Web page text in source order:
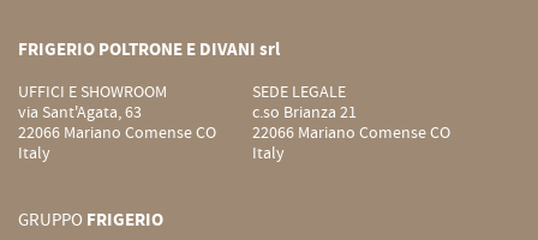
FRIGERIO POLTRONE E DIVANI srl
UFFICI E SHOWROOM
via Sant'Agata, 63
22066 Mariano Comense CO
Italy
SEDE LEGALE
c.so Brianza 21
22066 Mariano Comense CO
Italy
GRUPPO FRIGERIO